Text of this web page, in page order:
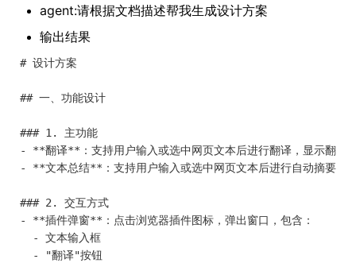
agent:请根据文档描述帮我生成设计方案
输出结果
# 设计方案
## 一、功能设计
### 1. 主功能
- **翻译**：支持用户输入或选中网页文本后进行翻译，显示翻译
- **文本总结**：支持用户输入或选中网页文本后进行自动摘要，
### 2. 交互方式
- **插件弹窗**：点击浏览器插件图标，弹出窗口，包含：
  - 文本输入框
  - "翻译"按钮